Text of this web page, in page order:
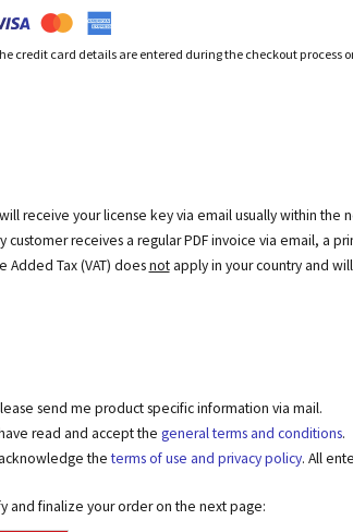
credit card details are entered during the checkout process
receive your license key via email usually within the
customer receives a regular PDF invoice via email, a
Added Tax (VAT) doesnotapply in your country and
send me product specific information via mail.
read and accept the general terms and conditions.
theterms of use and privacy policy. All
and finalize your order on the next page: